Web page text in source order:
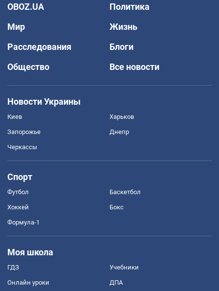
OBOZ.UA
Политика
Мир
Жизнь
Расследования
Блоги
Общество
Все новости
Новости Украины
Киев Харьков
Запорожье Днепр
Черкассы
Спорт
Футбол Баскетбол
Хоккей Бокс
Формула-1
Моя школа
ГДЗ Учебники
Онлайн уроки ДПА